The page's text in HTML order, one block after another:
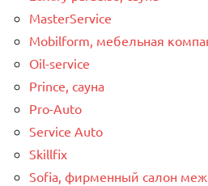
MasterService
Mobilform, мебельная
Oil-service
Prince, сауна
Pro-Auto
Service Auto
Skillfix
Sofia, фирменный салон